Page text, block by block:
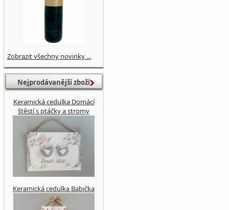
Zobrazit všechny novinky ...
Nejprodávanější zboží
Keramická cedulka Domácí
štěstí s ptáčky a stromy
Keramická cedulka Babička